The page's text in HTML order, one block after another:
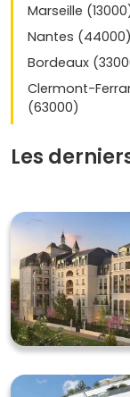
Marseille
Nantes (44000)
Bordeaux
Clermont-
(63000)
Les